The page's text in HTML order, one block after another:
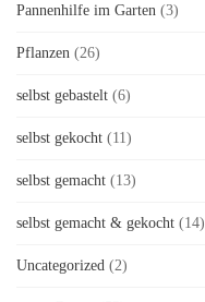
Pannenhilfe im Garten (3)
Pflanzen (26)
selbst gebastelt (6)
selbst gekocht (11)
selbst gemacht (13)
selbst gemacht & gekocht (14)
Uncategorized (2)